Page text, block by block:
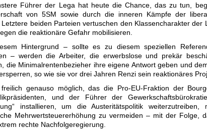
Führer der Lega hat heute die Chance, das zu tun,
von 5SM sowie durch die inneren Kämpfe der
Letztere beiden Parteien vertuschen den Klassencharakter der
die reaktionäre Gefahr mobilisieren.
Hintergrund – sollte es zu diesem speziellen
– werden die Arbeiter, die erwerbslose und prekär
die Minimalrentenbezieher ihre eigene Antwort geben und
so wie sie vor drei Jahren Renzi sein reaktionäres
genauso möglich, das die Pro-EU-Fraktion der
und der Führer der
installieren, um die Austeritätspolitik
Mehrwertsteuererhöhung zu vermeiden – mit der Folge,
rechte Nachfolgeregierung.